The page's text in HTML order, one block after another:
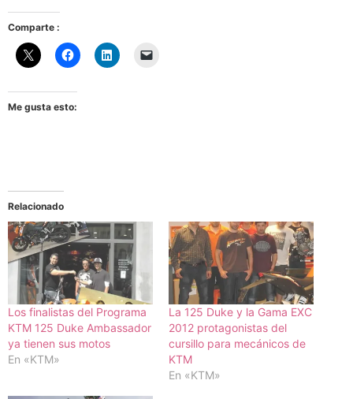
Comparte :
Me gusta esto:
Relacionado
Los finalistas del Programa
KTM 125 Duke Ambassador
ya tienen sus motos
En «KTM»
La 125 Duke y la Gama EXC
2012 protagonistas del
cursillo para mecánicos de
KTM
En «KTM»